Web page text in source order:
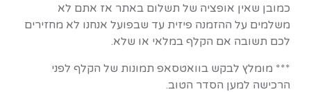
כמובן שאין אופציה של תשלום באתר אז אתם לא
משלמים על ההזמנה פיזית עד שבפועל אנחנו לא מחזירים
לכם תשובה אם הקלף במלאי או שלא.
*** מומלץ לבקש בוואטסאפ תמונות של הקלף לפני
הרכישה למען הסדר הטוב.